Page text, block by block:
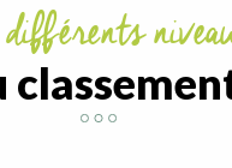
différents